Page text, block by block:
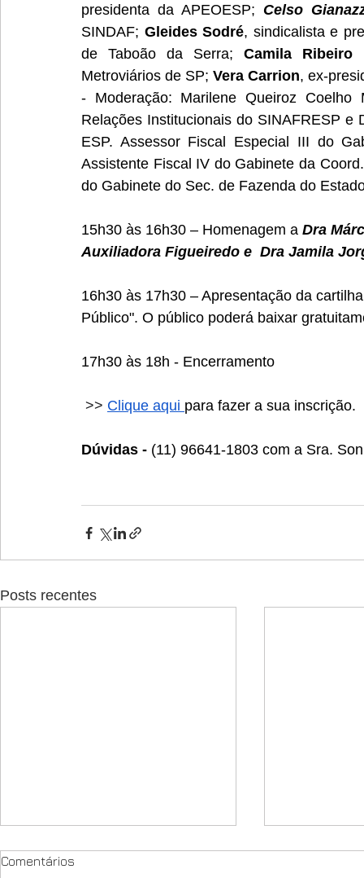
presidenta da APEOESP; Celso
SINDAF; Gleides Sodré, sindicalista e
de Taboão da Serra; Camila Ribeiro
Metroviários de SP; Vera Carrion, ex-
- Moderação: Marilene Queiroz Coelho
Relações Institucionais do SINAFRESP e
ESP. Assessor Fiscal Especial III do
Assistente Fiscal IV do Gabinete da
do Gabinete do Sec. de Fazenda do
15h30 às 16h30 – Homenagem a Dra
Auxiliadora Figueiredo e  Dra Jamila
16h30 às 17h30 – Apresentação da
Público". O público poderá baixar
17h30 às 18h - Encerramento
>> Clique aqui para fazer a sua inscrição.
Dúvidas - (11) 96641-1803 com a Sra.
Posts recentes
Comentários